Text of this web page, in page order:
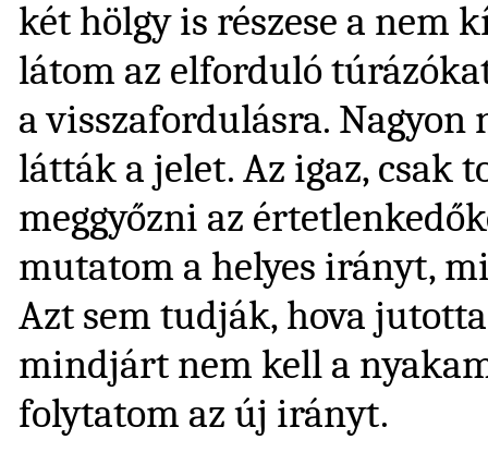
két hölgy is részese a nem
látom az elforduló
a visszafordulásra.
látták a jelet. Az igaz, csak
meggyőzni az
mutatom a helyes irányt,
Azt sem tudják, hova
mindjárt nem kell a
folytatom az új irányt.